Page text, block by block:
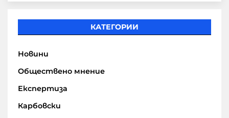
КАТЕГОРИИ
Новини
Обществено мнение
Експертиза
Карбовски